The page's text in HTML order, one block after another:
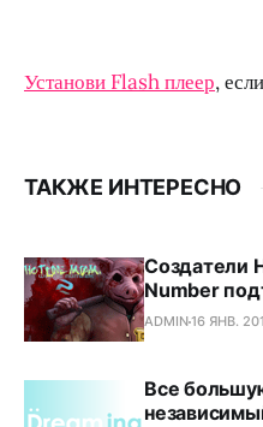
Установи Flash плеер,
ТАКЖЕ ИНТЕРЕСНО
Создатели
Number
ADMIN16 ЯНВ.
Все